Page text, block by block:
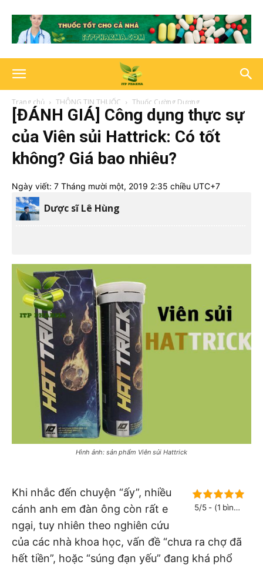
Trang chủ THÔNG TIN THUỐC Thuốc Cường Dương
[ĐÁNH GIÁ] Công dụng thực sự
của Viên sủi Hattrick: Có tốt
không? Giá bao nhiêu?
Ngày viết: 7 Tháng mười một, 2019 2:35 chiều UTC+7
Dược sĩ Lê Hùng
Hình ảnh: sản phẩm Viên sủi Hattrick
5/5 - (1 bình
Khi nhắc đến chuyện “ấy”, nhiều
cánh anh em đàn ông còn rất e
ngại, tuy nhiên theo nghiên cứu
của các nhà khoa học, vấn đề “chưa ra chợ đã
hết tiền”, hoặc “súng đạn yếu” đang khá phổ